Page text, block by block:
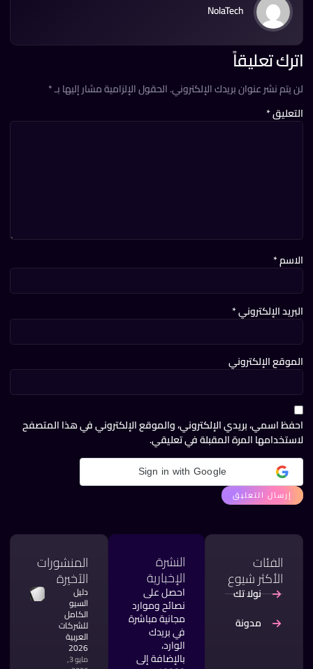
NolaTech
تعليقاً
نشر عنوان بريدك الإلكتروني.الحقول الإلزامية مشار إليها بـ*
*
*
الإلكتروني*
الإلكتروني
اسمي، بريدي الإلكتروني، والموقع الإلكتروني في هذا المتصفح
المرة المقبلة في تعليقي.
Sign in with Google
الفئات
الأكثر شيوع
نولا تك
مدونة
النشرة
الإخبارية
احصل على
نصائح وموارد
مجانية مباشرة
في بريدك
الوارد،
بالإضافة إلى
المنشورات
الآخيرة
السيو
الكامل
للشركات
العربية
2026
مايو 3,